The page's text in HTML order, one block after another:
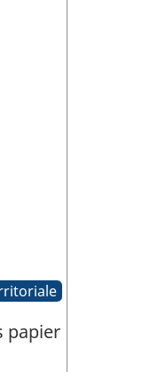
papier